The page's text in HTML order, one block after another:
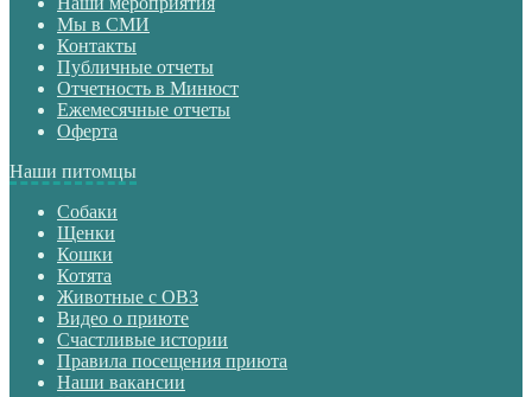
Мы в СМИ
Контакты
Публичные отчеты
Отчетность в Минюст
Ежемесячные отчеты
Оферта
Наши питомцы
Собаки
Щенки
Кошки
Котята
Животные с ОВЗ
Видео о приюте
Счастливые истории
Правила посещения приюта
Наши вакансии